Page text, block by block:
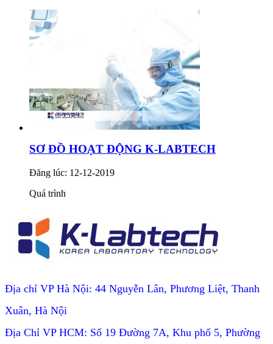
SƠ ĐỒ HOẠT ĐỘNG K-LABTECH
Đăng lúc: 12-12-2019
Quá trình
Địa chỉ VP Hà Nội: 44 Nguyễn Lân, Phương Liệt, Thanh
Xuân, Hà Nội
Địa Chỉ VP HCM: Số 19 Đường 7A, Khu phố 5, Phường